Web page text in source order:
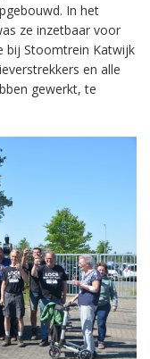
In het
ze inzetbaar voor
bij Stoomtrein Katwijk
en alle
gewerkt, te